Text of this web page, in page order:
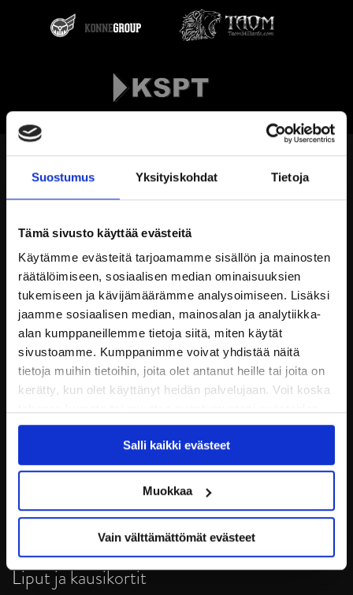
Suostumus Yksityiskohdat Tietoja
Tämä sivusto käyttää evästeitä
Käytämme evästeitä tarjoamamme sisällön ja mainosten
räätälöimiseen, sosiaalisen median ominaisuuksien
tukemiseen ja kävijämäärämme analysoimiseen. Lisäksi
jaamme sosiaalisen median, mainosalan ja analytiikka-
alan kumppaneillemme tietoja siitä, miten käytät
sivustoamme. Kumppanimme voivat yhdistää näitä
tietoja muihin tietoihin, joita olet antanut heille tai joita on
kerätty, kun olet käyttänyt heidän palvelujaan. Voit koska
käytöstäEvästeet-sivultamme.
Salli kaikki evästeet
Muokkaa
Vain välttämättömät evästeet
JYP Jyväskylä Oy
Puistokatu 21, 40200 Jyväskylä
Tietosuoja
Ottelut
Liput ja kausikortit